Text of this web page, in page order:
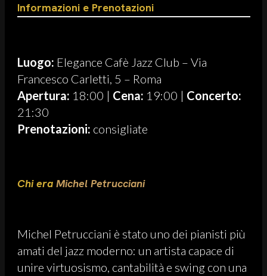
Informazioni e Prenotazioni
Luogo: Elegance Cafè Jazz Club – Via
Francesco Carletti, 5 – Roma
Apertura: 18:00 | Cena: 19:00 | Concerto:
21:30
Prenotazioni: consigliate
Chi era Michel Petrucciani
Michel Petrucciani è stato uno dei pianisti più
amati del jazz moderno: un artista capace di
unire virtuosismo, cantabilità e swing con una